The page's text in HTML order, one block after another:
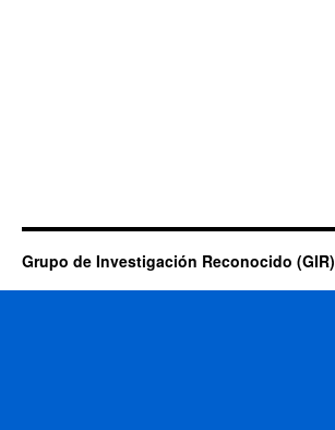
Grupo de Investigación Reconocido (GIR)